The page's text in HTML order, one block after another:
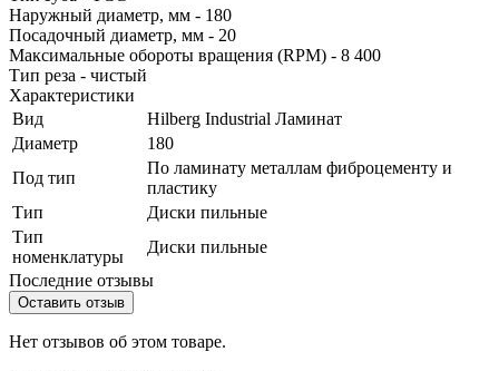
Наружный диаметр, мм - 180
Посадочный диаметр, мм - 20
Максимальные обороты вращения (RPM) - 8 400
Тип реза - чистый
Характеристики
Вид
Hilberg Industrial Ламинат
Диаметр
180
Под тип
По ламинату металлам фиброцементу и
пластику
Тип
Диски пильные
Тип
номенклатуры
Диски пильные
Последние отзывы
Оставить отзыв
Нет отзывов об этом товаре.